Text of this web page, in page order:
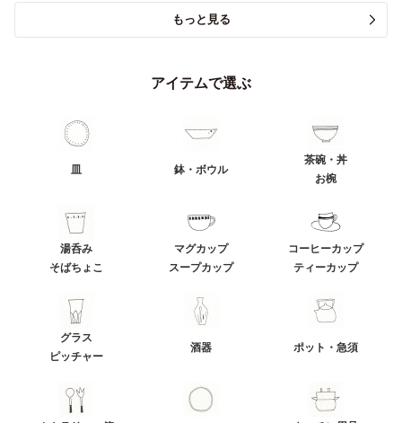
もっと見る
アイテムで選ぶ
皿 鉢・ボウル
茶碗・丼
お椀
湯呑み
そばちょこ
マグカップ
スープカップ
コーヒーカップ
ティーカップ
グラス
ピッチャー
酒器 ポット・急須